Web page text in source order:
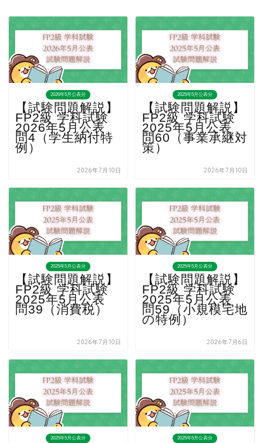
2026年5月公表分
【試験問題解説】
FP2級 学科試験
2026年5月公表
問4（学生納付特
例）
2026年7月10日
2025年5月公表分
【試験問題解説】
FP2級 学科試験
2025年5月公表
問60（事業承継対
策）
2026年7月10日
2025年5月公表分
【試験問題解説】
FP2級 学科試験
2025年5月公表
問39（消費税）
2026年7月10日
2025年5月公表分
【試験問題解説】
FP2級 学科試験
2025年5月公表
問59（小規模宅地
の特例）
2026年7月6日
2025年5月公表分 2025年5月公表分